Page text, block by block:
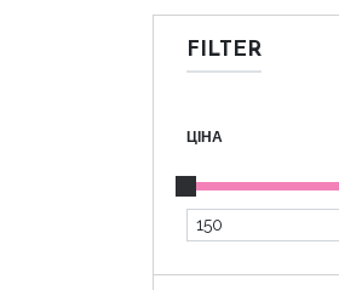
FILTER
ЦІНА